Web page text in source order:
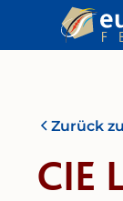
Zurück
CIE